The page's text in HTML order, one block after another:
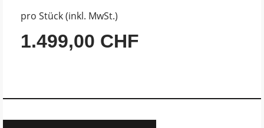
pro Stück (inkl. MwSt.)
1.499,00 CHF